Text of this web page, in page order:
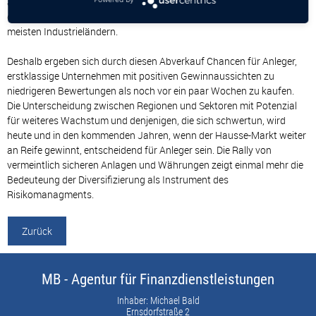
des Wirtschaftswachstums oder der Unternehmensgewinne in den
meisten Industrieländern.
Deshalb ergeben sich durch diesen Abverkauf Chancen für Anleger,
erstklassige Unternehmen mit positiven Gewinnaussichten zu
niedrigeren Bewertungen als noch vor ein paar Wochen zu kaufen.
Die Unterscheidung zwischen Regionen und Sektoren mit Potenzial
für weiteres Wachstum und denjenigen, die sich schwertun, wird
heute und in den kommenden Jahren, wenn der Hausse-Markt weiter
an Reife gewinnt, entscheidend für Anleger sein. Die Rally von
vermeintlich sicheren Anlagen und Währungen zeigt einmal mehr die
Bedeuteung der Diversifizierung als Instrument des
Risikomanagments.
Zurück
MB - Agentur für Finanzdienstleistungen
Inhaber: Michael Bald
Ernsdorfstraße 2